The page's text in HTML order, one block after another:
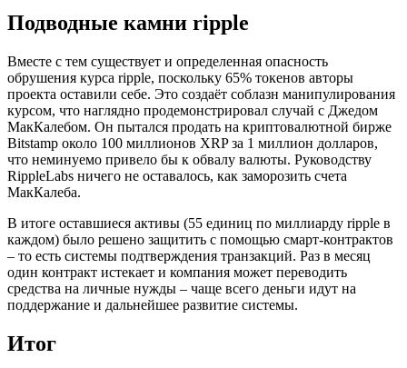
Подводные камни ripple
Вместе с тем существует и определенная опасность
обрушения курса ripple, поскольку 65% токенов авторы
проекта оставили себе. Это создаёт соблазн манипулирования
курсом, что наглядно продемонстрировал случай с Джедом
МакКалебом. Он пытался продать на криптовалютной бирже
Bitstamp около 100 миллионов XRP за 1 миллион долларов,
что неминуемо привело бы к обвалу валюты. Руководству
RippleLabs ничего не оставалось, как заморозить счета
МакКалеба.
В итоге оставшиеся активы (55 единиц по миллиарду ripple в
каждом) было решено защитить с помощью смарт-контрактов
– то есть системы подтверждения транзакций. Раз в месяц
один контракт истекает и компания может переводить
средства на личные нужды – чаще всего деньги идут на
поддержание и дальнейшее развитие системы.
Итог